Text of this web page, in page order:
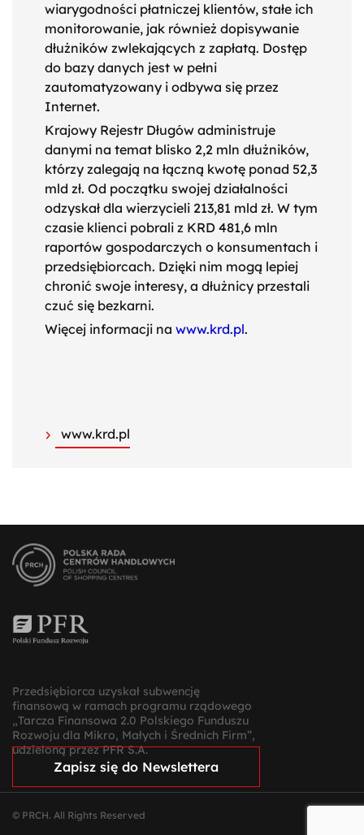
wiarygodności płatniczej klientów, stałe ich
monitorowanie, jak również dopisywanie
dłużników zwlekających z zapłatą. Dostęp
do bazy danych jest w pełni
zautomatyzowany i odbywa się przez
Internet.
Krajowy Rejestr Długów administruje
danymi na temat blisko 2,2 mln dłużników,
którzy zalegają na łączną kwotę ponad 52,3
mld zł. Od początku swojej działalności
odzyskał dla wierzycieli 213,81 mld zł. W tym
czasie klienci pobrali z KRD 481,6 mln
raportów gospodarczych o konsumentach i
przedsiębiorcach. Dzięki nim mogą lepiej
chronić swoje interesy, a dłużnicy przestali
czuć się bezkarni.
Więcej informacji na www.krd.pl.
www.krd.pl
Przedsiębiorca uzyskał subwencję
finansową w ramach programu rządowego
„Tarcza Finansowa 2.0 Polskiego Funduszu
Rozwoju dla Mikro, Małych i Średnich Firm”,
udzieloną przez PFR S.A.
Zapisz się do Newslettera
© PRCH. All Rights Reserved